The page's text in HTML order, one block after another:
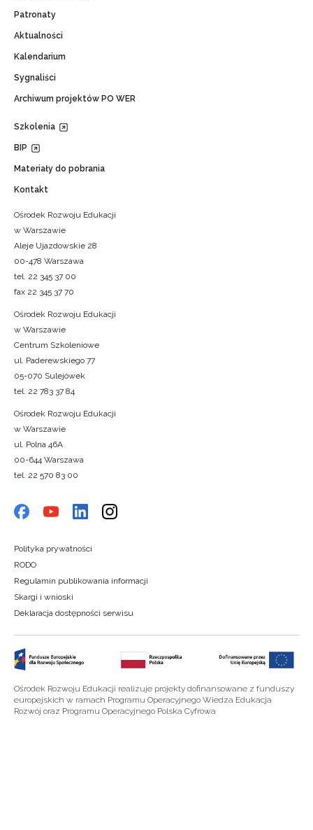
Patronaty
Aktualności
Kalendarium
Sygnaliści
Archiwum projektów PO WER
Szkolenia
BIP
Materiały do pobrania
Kontakt
Ośrodek Rozwoju Edukacji
w Warszawie
Aleje Ujazdowskie 28
00-478 Warszawa
tel. 22 345 37 00
fax 22 345 37 70
Ośrodek Rozwoju Edukacji
w Warszawie
Centrum Szkoleniowe
ul. Paderewskiego 77
05-070 Sulejówek
tel. 22 783 37 84
Ośrodek Rozwoju Edukacji
w Warszawie
ul. Polna 46A
00-644 Warszawa
tel. 22 570 83 00
Polityka prywatności
RODO
Regulamin publikowania informacji
Skargi i wnioski
Deklaracja dostępności serwisu
Ośrodek Rozwoju Edukacji realizuje projekty dofinansowane z funduszy
europejskich w ramach Programu Operacyjnego Wiedza Edukacja
Rozwój oraz Programu Operacyjnego Polska Cyfrowa